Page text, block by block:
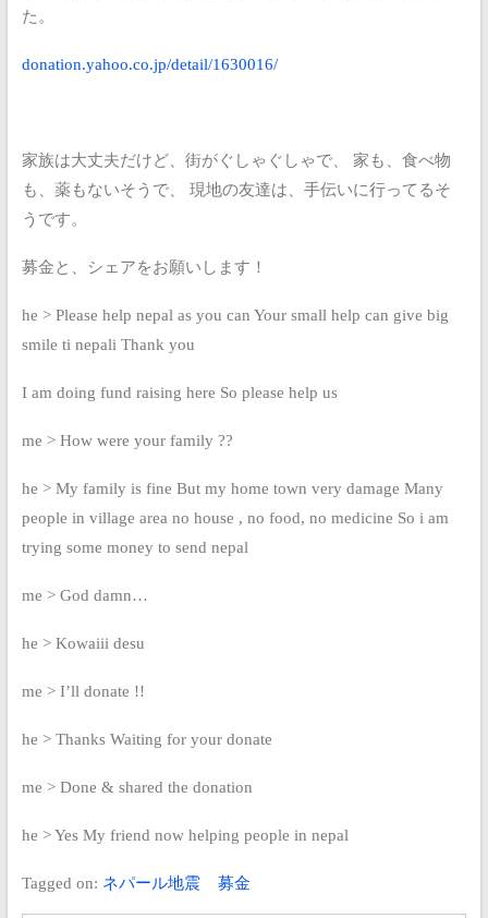
た。
donation.yahoo.co.jp/detail/1630016/
家族は大丈夫だけど、街がぐしゃぐしゃで、
家も、食べ物
も、薬もないそうで、
現地の友達は、手伝いに行ってるそ
うです。
募金と、シェアをお願いします！
he >Please help nepal as you can Your small help can give big
smile ti nepali Thank you
I am doing fund raising here So please help us
me >How were your family ??
he >My family is fine But my home town very damage Many
people in village area no house , no food, no medicine So i am
trying some money to send nepal
me >God damn…
he >Kowaiii desu
me >I’ll donate !!
he >ThanksWaiting for your donate
me >Done & shared the donation
he >YesMy friend now helping people in nepal
Tagged on: ネパール地震 募金